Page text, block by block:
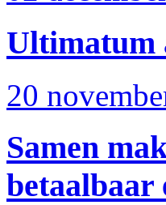
Ultimatum
20
Samen
betaalbaar